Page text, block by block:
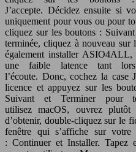
J’accepte. Décidez ensuite si
uniquement pour vous ou pour
cliquez sur les boutons :
terminée, cliquez à nouveau
également installer
une faible latence tant
l’écoute. Donc, cochez la case
licence et appuyez sur les
Suivant et Terminer pour
utilisez macOS, ouvrez
d’obtenir, double-cliquez sur le
fenêtre qui s’affiche sur
: Continuer et Installer. Tapez